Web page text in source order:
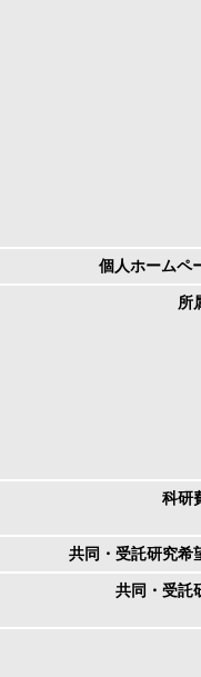
個人ホームペ
所
科研
共同・受託研究希
共同・受託